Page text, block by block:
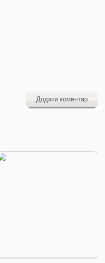
Додати коментар